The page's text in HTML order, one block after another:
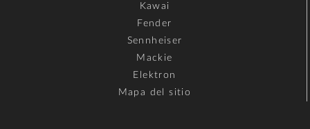
Kawai
Fender
Sennheiser
Mackie
Elektron
Mapa del sitio